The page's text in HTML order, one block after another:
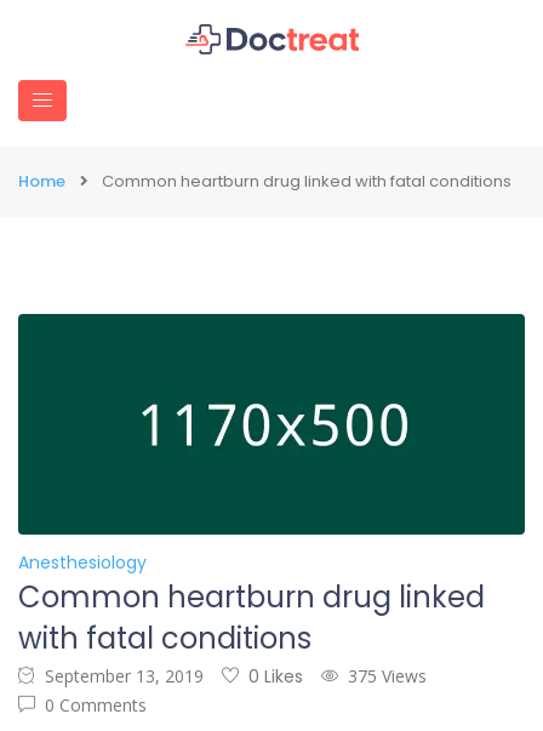
Home Common heartburn drug linked with fatal conditions
Anesthesiology
Common heartburn drug linked
with fatal conditions
September 13, 2019 0 Likes
375 Views
0 Comments